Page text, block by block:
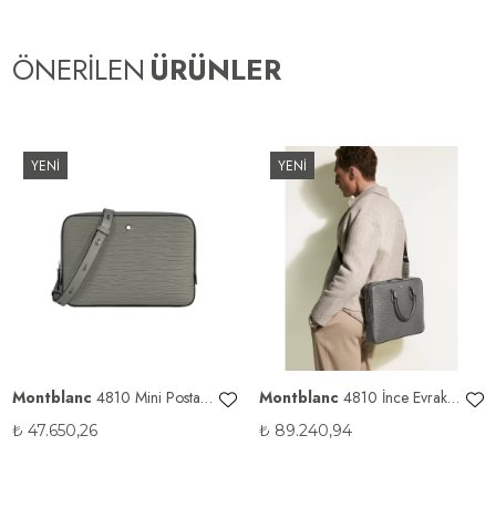
ÖNERİLEN ÜRÜNLER
YENİ
Montblanc 4810 Mini Postacı
Çantası
₺ 47.650,26
YENİ
Montblanc 4810 İnce Evrak
Çantası
₺ 89.240,94